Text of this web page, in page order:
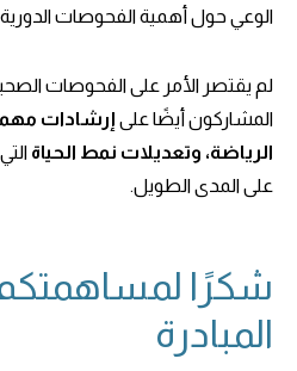
الوعي حول أهمية الفحوصات
لم يقتصر الأمر على الفحوصات
المشاركون أيضًا على إرشادات
الرياضة، وتعديلات نمط الحياة
على المدى الطويل.
شكرًا
المبادرة